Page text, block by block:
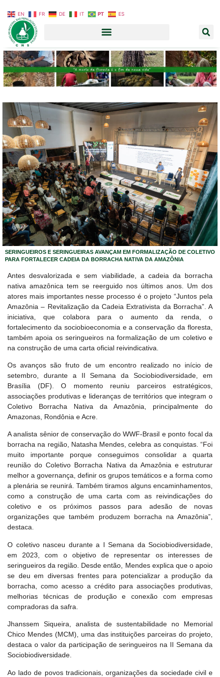
SERINGUEIROS E SERINGUEIRAS AVANÇAM EM FORMALIZAÇÃO DE COLETIVO
PARA FORTALECER CADEIA DA BORRACHA NATIVA DA AMAZÔNIA
Antes desvalorizada e sem viabilidade, a cadeia da borracha
nativa amazônica tem se reerguido nos últimos anos. Um dos
atores mais importantes nesse processo é o projeto “Juntos pela
Amazônia – Revitalização da Cadeia Extrativista da Borracha”. A
iniciativa, que colabora para o aumento da renda, o
fortalecimento da sociobioeconomia e a conservação da floresta,
também apoia os seringueiros na formalização de um coletivo e
na construção de uma carta oficial reivindicativa.
Os avanços são fruto de um encontro realizado no início de
setembro, durante a II Semana da Sociobiodiversidade, em
Brasília (DF). O momento reuniu parceiros estratégicos,
associações produtivas e lideranças de territórios que integram o
Coletivo Borracha Nativa da Amazônia, principalmente do
Amazonas, Rondônia e Acre.
A analista sênior de conservação do WWF-Brasil e ponto focal da
borracha na região, Natasha Mendes, celebra as conquistas. “Foi
muito importante porque conseguimos consolidar a quarta
reunião do Coletivo Borracha Nativa da Amazônia e estruturar
melhor a governança, definir os grupos temáticos e a forma como
a plenária se reunirá. Também tiramos alguns encaminhamentos,
como a construção de uma carta com as reivindicações do
coletivo e os próximos passos para adesão de novas
organizações que também produzem borracha na Amazônia”,
destaca.
O coletivo nasceu durante a I Semana da Sociobiodiversidade,
em 2023, com o objetivo de representar os interesses de
seringueiros da região. Desde então, Mendes explica que o apoio
se deu em diversas frentes para potencializar a produção da
borracha, como acesso a crédito para associações produtivas,
melhorias técnicas de produção e conexão com empresas
compradoras da safra.
Jhanssem Siqueira, analista de sustentabilidade no Memorial
Chico Mendes (MCM), uma das instituições parceiras do projeto,
destaca o valor da participação de seringueiros na II Semana da
Sociobiodiversidade.
Ao lado de povos tradicionais, organizações da sociedade civil e
EN FR DE IT PT ES